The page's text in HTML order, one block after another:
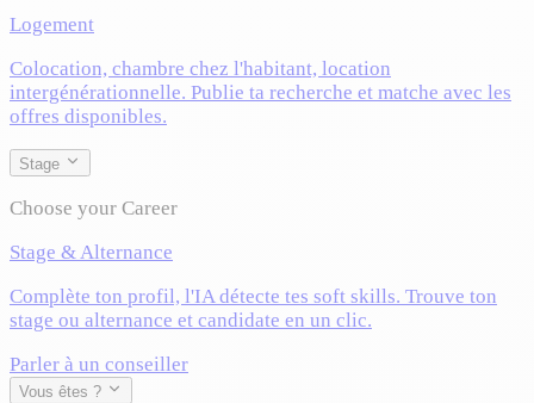
Logement
Colocation, chambre chez l'habitant, location
intergénérationnelle. Publie ta recherche et matche avec les
offres disponibles.
Stage
Choose your Career
Stage & Alternance
Complète ton profil, l'IA détecte tes soft skills. Trouve ton
stage ou alternance et candidate en un clic.
Parler à un conseiller
Vous êtes ?